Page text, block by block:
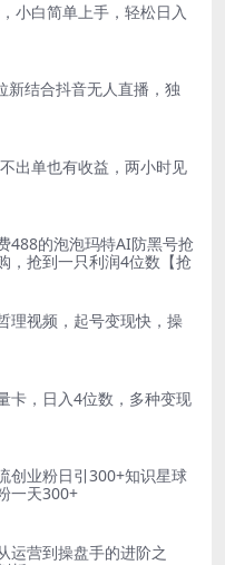
小白简单上手，轻松日入
新结合抖音无人直播，独
出单也有收益，两小时见
488的泡泡玛特AI防黑号抢
，抢到一只利润4位数【抢
理视频，起号变现快，操
卡，日入4位数，多种变现
创业粉日引300+知识星球
一天300+
运营到操盘手的进阶之